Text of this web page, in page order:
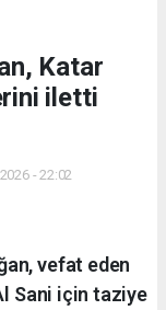
Katar
iletti
- 22:02
vefat eden
Sani için taziye